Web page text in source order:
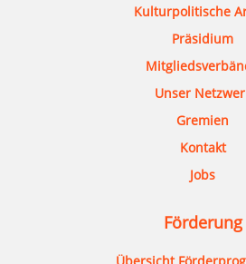
Kulturpolitische
Präsidium
Unser
Gremien
Kontakt
Jobs
Förderung